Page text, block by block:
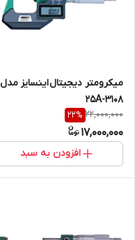
میکرومتر دیجیتال اینسایز مدل
3108-25A
22,000,000
22%
17,000,000
افزودن به سبد